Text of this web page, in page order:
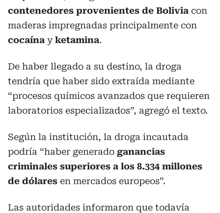
contenedores provenientes de Bolivia con
maderas impregnadas principalmente con
cocaína yketamina.
De haber llegado a su destino, la droga
tendría que haber sido extraída mediante
“procesos químicos avanzados que requieren
laboratorios especializados”, agregó el texto.
Según la institución, la droga incautada
podría “haber generado ganancias
criminales superiores a los 8.334 millones
de dólares en mercados europeos”.
Las autoridades informaron que todavía